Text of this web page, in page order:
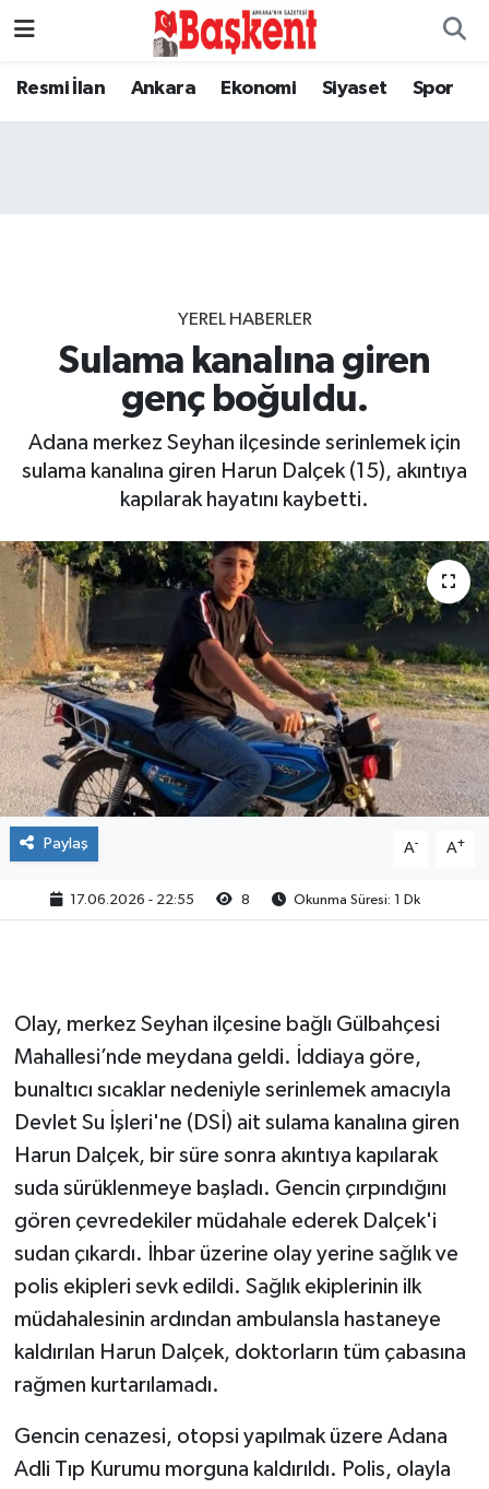
Resmi İlan Ankara Ekonomi Siyaset Spor
YEREL HABERLER
Sulama kanalına giren
genç boğuldu.
Adana merkez Seyhan ilçesinde serinlemek için
sulama kanalına giren Harun Dalçek (15), akıntıya
kapılarak hayatını kaybetti.
Paylaş A- A+
17.06.2026 - 22:55 8 Okunma Süresi: 1 Dk
Olay, merkez Seyhan ilçesine bağlı Gülbahçesi
Mahallesi’nde meydana geldi. İddiaya göre,
bunaltıcı sıcaklar nedeniyle serinlemek amacıyla
Devlet Su İşleri'ne (DSİ) ait sulama kanalına giren
Harun Dalçek, bir süre sonra akıntıya kapılarak
suda sürüklenmeye başladı. Gencin çırpındığını
gören çevredekiler müdahale ederek Dalçek'i
sudan çıkardı. İhbar üzerine olay yerine sağlık ve
polis ekipleri sevk edildi. Sağlık ekiplerinin ilk
müdahalesinin ardından ambulansla hastaneye
kaldırılan Harun Dalçek, doktorların tüm çabasına
rağmen kurtarılamadı.
Gencin cenazesi, otopsi yapılmak üzere Adana
Adli Tıp Kurumu morguna kaldırıldı. Polis, olayla